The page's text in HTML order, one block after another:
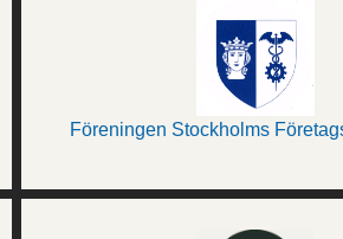
Föreningen Stockholms